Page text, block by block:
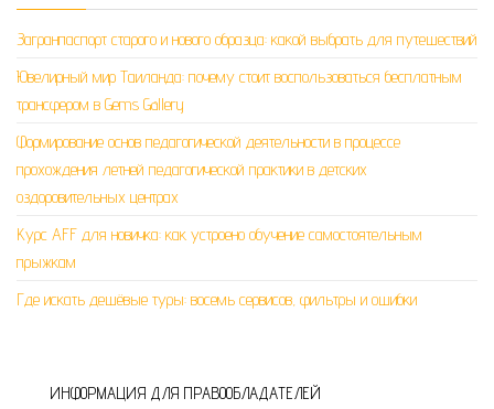
Загранпаспорт старого и нового образца: какой выбрать для путешествий
Ювелирный мир Таиланда: почему стоит воспользоваться бесплатным
трансфером в Gems Gallery
Формирование основ педагогической деятельности в процессе
прохождения летней педагогической практики в детских
оздоровительных центрах
Курс AFF для новичка: как устроено обучение самостоятельным
прыжкам
Где искать дешёвые туры: восемь сервисов, фильтры и ошибки
ИНФОРМАЦИЯ ДЛЯ ПРАВООБЛАДАТЕЛЕЙ